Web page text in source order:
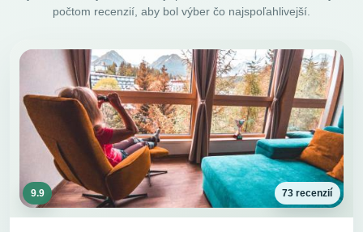
počtom recenzií, aby bol výber čo najspoľahlivejší.
9.9 73 recenzií